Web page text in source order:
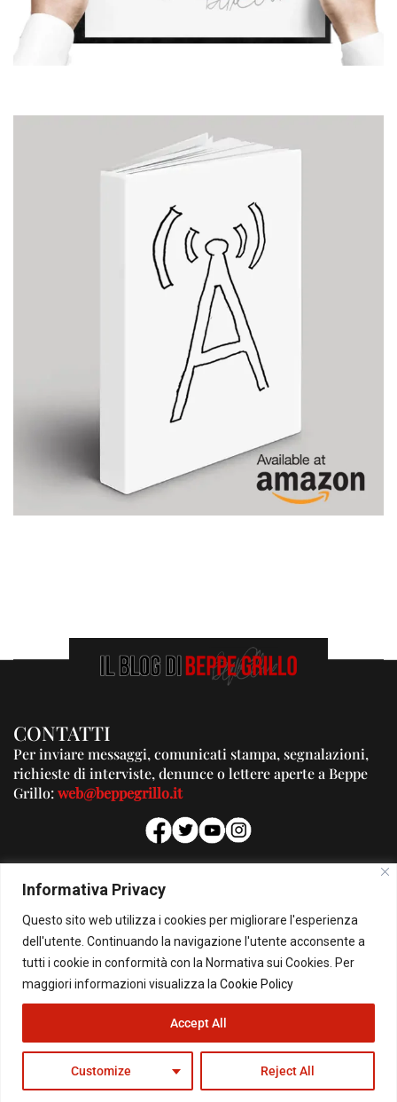
Informativa Privacy
Questo sito web utilizza i cookies per migliorare l'esperienza
dell'utente. Continuando la navigazione l'utente acconsente a
tutti i cookie in conformità con la Normativa sui Cookies. Per
maggiori informazioni visualizza la Cookie Policy
Customize Reject All
Accept All
CONTATTI
Per inviare messaggi, comunicati stampa, segnalazioni,
richieste di interviste, denunce o lettere aperte a Beppe
Grillo:web@beppegrillo.it
PUBBLICITA'
Per la tua pubblicità su questo Blog:
pubblicita@beppegrillo.it
© Copyright 2026 - Il Blog di Beppe Grillo. All Rights Reserved - Powered by
happygrafic.com